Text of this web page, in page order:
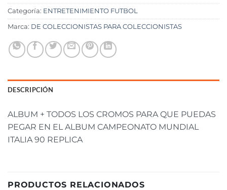
Categoría: ENTRETENIMIENTO FUTBOL
Marca: DE COLECCIONISTAS PARA COLECCIONISTAS
DESCRIPCIÓN
ALBUM + TODOS LOS CROMOS PARA QUE PUEDAS
PEGAR EN EL ALBUM CAMPEONATO MUNDIAL
ITALIA 90 REPLICA
PRODUCTOS RELACIONADOS